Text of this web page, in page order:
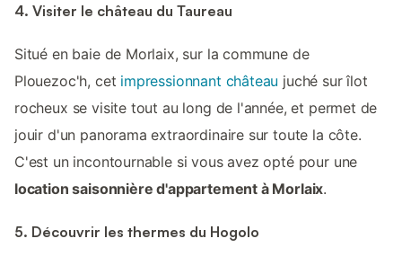
4. Visiter le château du Taureau
Situé en baie de Morlaix, sur la commune de
Plouezoc'h, cet impressionnant château juché sur îlot
rocheux se visite tout au long de l'année, et permet de
jouir d'un panorama extraordinaire sur toute la côte.
C'est un incontournable si vous avez opté pour une
location saisonnière d'appartement à Morlaix.
5. Découvrir les thermes du Hogolo